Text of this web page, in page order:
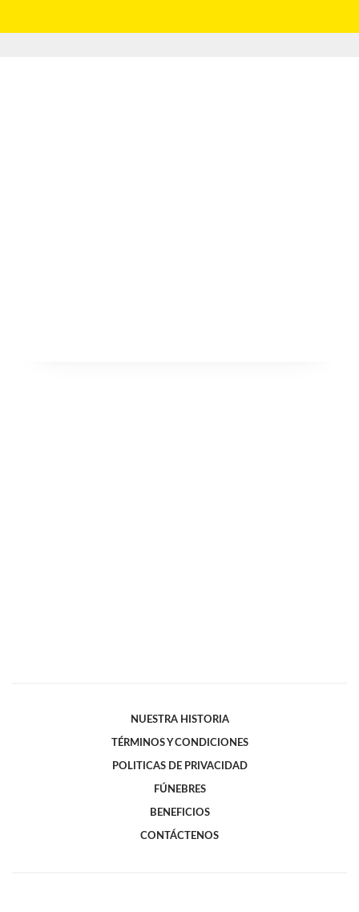
NUESTRA HISTORIA
TÉRMINOS Y CONDICIONES
POLITICAS DE PRIVACIDAD
FÚNEBRES
BENEFICIOS
CONTÁCTENOS